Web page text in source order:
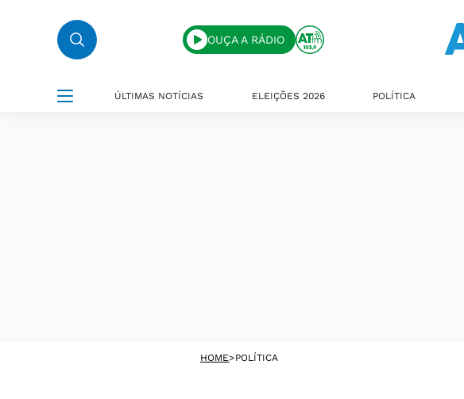
OUÇA A RÁDIO
ÚLTIMAS NOTÍCIAS ELEIÇÕES 2026 POLÍTICA
HOME>POLÍTICA